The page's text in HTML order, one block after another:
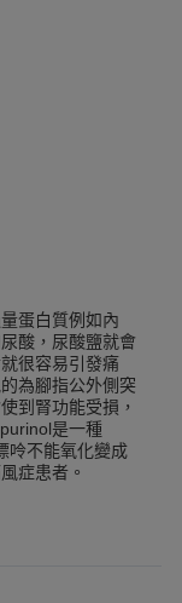
蛋白質例如內
酸，尿酸鹽就會
很容易引發痛
為腳指公外側突
到腎功能受損，
是一種
呤不能氧化變成
症患者。